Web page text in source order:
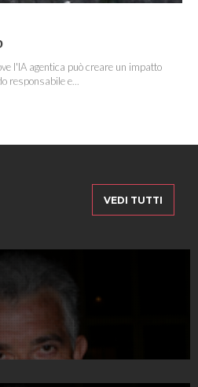
l'IA agentica può creare un impatto
responsabile e...
VEDI TUTTI